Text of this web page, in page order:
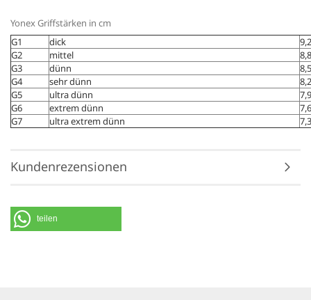
Yonex Griffstärken in cm
G1
dick
G2
mittel
G3
dünn
G4
sehr dünn
G5
ultra dünn
G6
extrem dünn
G7
ultra extrem dünn
Kundenrezensionen
teilen